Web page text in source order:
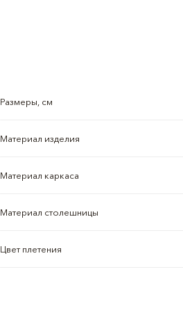
Размеры, см
Материал изделия
Материал каркаса
Материал столешницы
Цвет плетения